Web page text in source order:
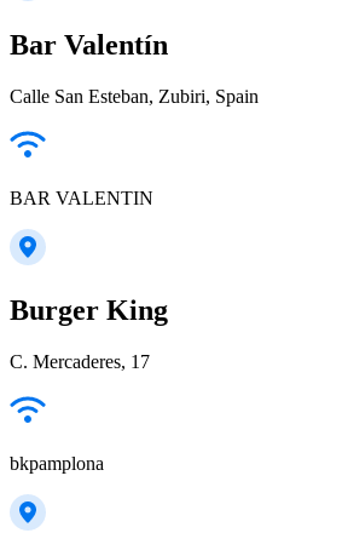
Bar Valentín
Calle San Esteban, Zubiri, Spain
BAR VALENTIN
Burger King
C. Mercaderes, 17
bkpamplona